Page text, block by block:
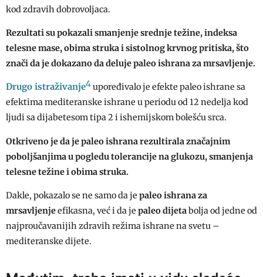
kod zdravih dobrovoljaca.
Rezultati su pokazali smanjenje srednje težine, indeksa
telesne mase, obima struka i sistolnog krvnog pritiska, što
znači da je dokazano da deluje paleo ishrana za mrsavljenje.
Drugo istraživanje4upoređivalo je efekte paleo ishrane sa
efektima mediteranske ishrane u periodu od 12 nedelja kod
ljudi sa dijabetesom tipa 2 i ishemijskom bolešću srca.
Otkriveno je da je paleo ishrana rezultirala značajnim
poboljšanjima u pogledu tolerancije na glukozu, smanjenja
telesne težine i obima struka.
Dakle, pokazalo se ne samo da je paleo ishrana za
mrsavljenjeefikasna, već i da je paleo dijetabolja od jedne od
najproučavanijih zdravih režima ishrane na svetu –
mediteranske dijete.